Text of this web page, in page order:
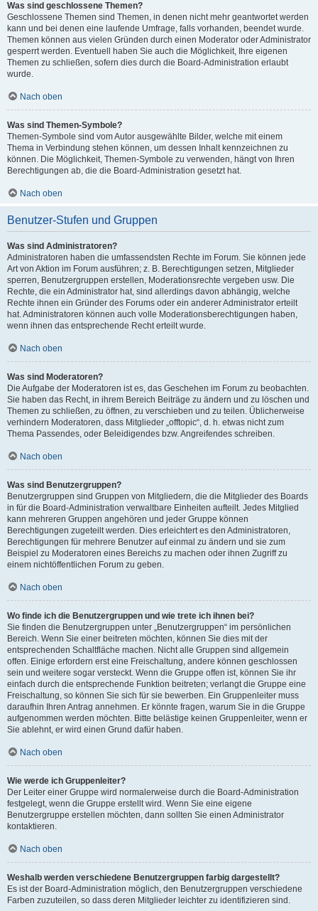
Was sind geschlossene Themen?
Geschlossene Themen sind Themen, in denen nicht mehr geantwortet werden
kann und bei denen eine laufende Umfrage, falls vorhanden, beendet wurde.
Themen können aus vielen Gründen durch einen Moderator oder Administrator
gesperrt werden. Eventuell haben Sie auch die Möglichkeit, Ihre eigenen
Themen zu schließen, sofern dies durch die Board-Administration erlaubt
wurde.
Nach oben
Was sind Themen-Symbole?
Themen-Symbole sind vom Autor ausgewählte Bilder, welche mit einem
Thema in Verbindung stehen können, um dessen Inhalt kennzeichnen zu
können. Die Möglichkeit, Themen-Symbole zu verwenden, hängt von Ihren
Berechtigungen ab, die die Board-Administration gesetzt hat.
Nach oben
Benutzer-Stufen und Gruppen
Was sind Administratoren?
Administratoren haben die umfassendsten Rechte im Forum. Sie können jede
Art von Aktion im Forum ausführen; z. B. Berechtigungen setzen, Mitglieder
sperren, Benutzergruppen erstellen, Moderationsrechte vergeben usw. Die
Rechte, die ein Administrator hat, sind allerdings davon abhängig, welche
Rechte ihnen ein Gründer des Forums oder ein anderer Administrator erteilt
hat. Administratoren können auch volle Moderationsberechtigungen haben,
wenn ihnen das entsprechende Recht erteilt wurde.
Nach oben
Was sind Moderatoren?
Die Aufgabe der Moderatoren ist es, das Geschehen im Forum zu beobachten.
Sie haben das Recht, in ihrem Bereich Beiträge zu ändern und zu löschen und
Themen zu schließen, zu öffnen, zu verschieben und zu teilen. Üblicherweise
verhindern Moderatoren, dass Mitglieder „offtopic“, d. h. etwas nicht zum
Thema Passendes, oder Beleidigendes bzw. Angreifendes schreiben.
Nach oben
Was sind Benutzergruppen?
Benutzergruppen sind Gruppen von Mitgliedern, die die Mitglieder des Boards
in für die Board-Administration verwaltbare Einheiten aufteilt. Jedes Mitglied
kann mehreren Gruppen angehören und jeder Gruppe können
Berechtigungen zugeteilt werden. Dies erleichtert es den Administratoren,
Berechtigungen für mehrere Benutzer auf einmal zu ändern und sie zum
Beispiel zu Moderatoren eines Bereichs zu machen oder ihnen Zugriff zu
einem nichtöffentlichen Forum zu geben.
Nach oben
Wo finde ich die Benutzergruppen und wie trete ich ihnen bei?
Sie finden die Benutzergruppen unter „Benutzergruppen“ im persönlichen
Bereich. Wenn Sie einer beitreten möchten, können Sie dies mit der
entsprechenden Schaltfläche machen. Nicht alle Gruppen sind allgemein
offen. Einige erfordern erst eine Freischaltung, andere können geschlossen
sein und weitere sogar versteckt. Wenn die Gruppe offen ist, können Sie ihr
einfach durch die entsprechende Funktion beitreten; verlangt die Gruppe eine
Freischaltung, so können Sie sich für sie bewerben. Ein Gruppenleiter muss
daraufhin Ihren Antrag annehmen. Er könnte fragen, warum Sie in die Gruppe
aufgenommen werden möchten. Bitte belästige keinen Gruppenleiter, wenn er
Sie ablehnt, er wird einen Grund dafür haben.
Nach oben
Wie werde ich Gruppenleiter?
Der Leiter einer Gruppe wird normalerweise durch die Board-Administration
festgelegt, wenn die Gruppe erstellt wird. Wenn Sie eine eigene
Benutzergruppe erstellen möchten, dann sollten Sie einen Administrator
kontaktieren.
Nach oben
Weshalb werden verschiedene Benutzergruppen farbig dargestellt?
Es ist der Board-Administration möglich, den Benutzergruppen verschiedene
Farben zuzuteilen, so dass deren Mitglieder leichter zu identifizieren sind.